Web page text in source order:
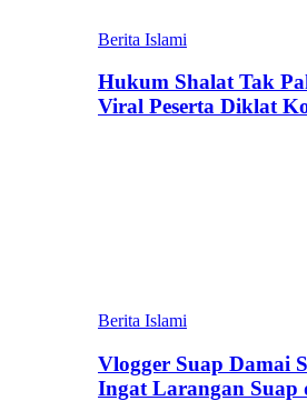
Berita Islami
Hukum Shalat Tak
Viral Peserta Diklat
Berita Islami
Vlogger Suap Damai
Ingat Larangan Suap